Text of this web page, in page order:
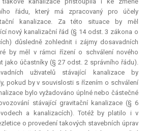
řádu, který má zpracovaný pro účely
kanalizace. Za této situace by měl
nový kanalizační řád (§ 14 odst. 3 zákona o
důsledně zohlednit i zájmy dosavadních
by měl v rámci řízení o schválení nového
jako účastníky (§ 27 odst. 2 správního řádu).
uživatelů stávající kanalizace by
pokud by v souvislosti s řízením o schválení
bylo vyžadováno úplné nebo částečné
stávající gravitační kanalizace (§ 6
a kanalizacích). Totéž by platilo i v
o provedení takových stavebních úprav